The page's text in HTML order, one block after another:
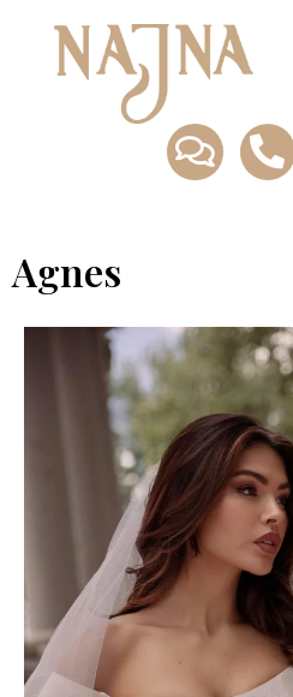
Agnes